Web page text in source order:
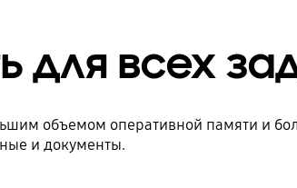
для всех
объемом оперативной памяти и
и документы.